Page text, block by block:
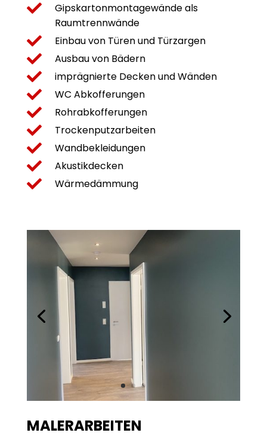

Gipskartonmontagewände als
Raumtrennwände
 Einbau von Türen und Türzargen
 Ausbau von Bädern
 imprägnierte Decken und Wänden
 WC Abkofferungen
 Rohrabkofferungen
 Trockenputzarbeiten
 Wandbekleidungen
 Akustikdecken
 Wärmedämmung
MALER­ARBEITEN